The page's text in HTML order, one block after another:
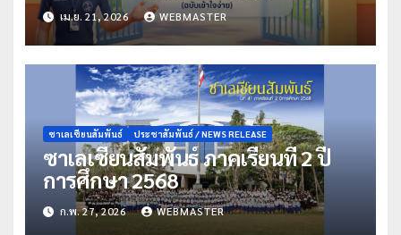
เม.ย. 21, 2026 WEBMASTER
ซาเลเซียนสัมพันธ์ ประชาสัมพันธ์ / NEWS RELEASE
ซาเลเซียนสัมพันธ์ ภาคเรียนที่ 2 ปี
การศึกษา 2568
ก.พ. 27, 2026 WEBMASTER